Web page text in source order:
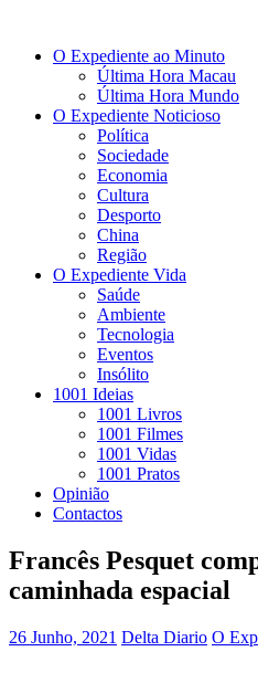
O Expediente ao Minuto
Última Hora Macau
Última Hora Mundo
O Expediente Noticioso
Política
Sociedade
Economia
Cultura
Desporto
China
Região
O Expediente Vida
Saúde
Ambiente
Tecnologia
Eventos
Insólito
1001 Ideias
1001 Livros
1001 Filmes
1001 Vidas
1001 Pratos
Opinião
Contactos
Francês Pesquet
caminhada espacial
26 Junho, 2021 Delta Diario O